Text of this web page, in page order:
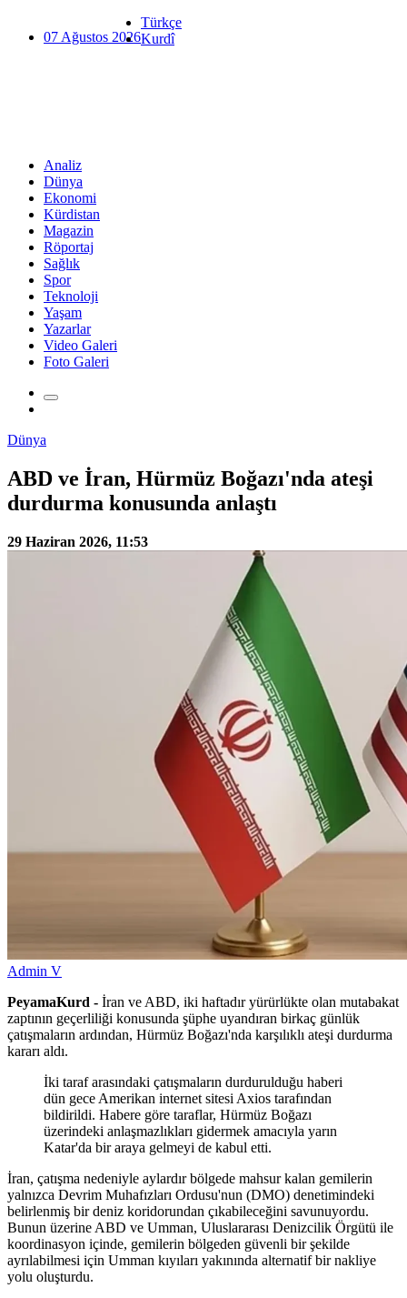
07 Ağustos 2026
Türkçe
Kurdî
Analiz
Dünya
Ekonomi
Kürdistan
Magazin
Röportaj
Sağlık
Spor
Teknoloji
Yaşam
Yazarlar
Video Galeri
Foto Galeri
Dünya
ABD ve İran, Hürmüz Boğazı'nda ateşi
durdurma konusunda anlaştı
29 Haziran 2026, 11:53
Admin V
PeyamaKurd - İran ve ABD, iki haftadır yürürlükte olan mutabakat
zaptının geçerliliği konusunda şüphe uyandıran birkaç günlük
çatışmaların ardından, Hürmüz Boğazı'nda karşılıklı ateşi durdurma
kararı aldı.
İki taraf arasındaki çatışmaların durdurulduğu haberi
dün gece Amerikan internet sitesi Axios tarafından
bildirildi. Habere göre taraflar, Hürmüz Boğazı
üzerindeki anlaşmazlıkları gidermek amacıyla yarın
Katar'da bir araya gelmeyi de kabul etti.
İran, çatışma nedeniyle aylardır bölgede mahsur kalan gemilerin
yalnızca Devrim Muhafızları Ordusu'nun (DMO) denetimindeki
belirlenmiş bir deniz koridorundan çıkabileceğini savunuyordu.
Bunun üzerine ABD ve Umman, Uluslararası Denizcilik Örgütü ile
koordinasyon içinde, gemilerin bölgeden güvenli bir şekilde
ayrılabilmesi için Umman kıyıları yakınında alternatif bir nakliye
yolu oluşturdu.